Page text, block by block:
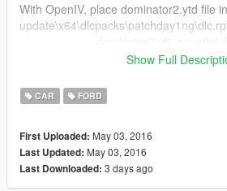
With OpenIV, place dominator2.ytd file
tuning:
See how to install the car in the game on
Show Full
CAR FORD
First Uploaded: May 03, 2016
Last Updated: May 03, 2016
Last Downloaded: 3 days ago